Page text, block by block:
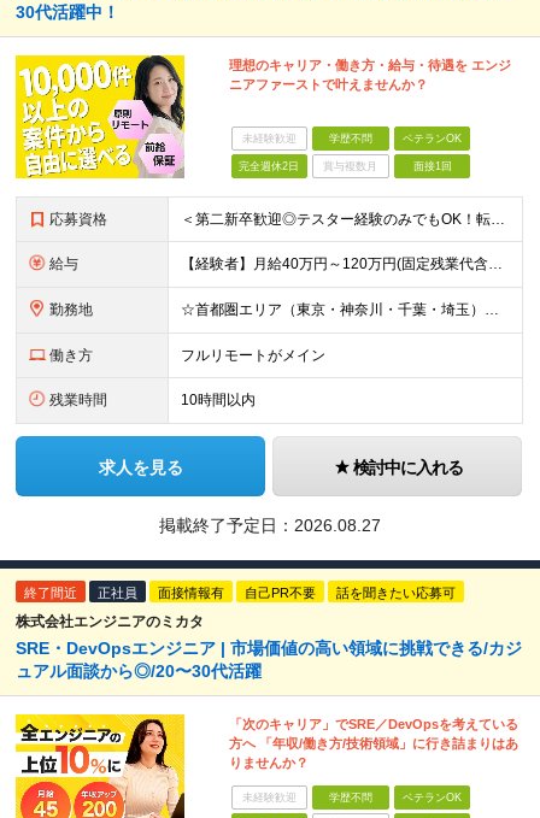
30代活躍中！
理想のキャリア・働き方・給与・待遇を エンジ
ニアファーストで叶えませんか？
未経験歓迎 学歴不問 ベテランOK
完全週休2日 賞与複数月 面接1回
応募資格 ＜第二新卒歓迎◎テスター経験のみでもOK！転職回数不問＞ ■学歴不問 ■ブランクOK ■エンジニアとしての実務経験が1年以上ある方 └開発、インフラ、工程、言語は一切不問！ ※未経験も若干名募集して
給与 【経験者】月給40万円～120万円(固定残業代含む)+各種手当 ★前職給与の総収入額を100％保証｜還元率84％〜100％ ★20代の平均年収570万円 ※月給には、みなし残業手当(月30時間／5万
勤務地 ☆首都圏エリア（東京・神奈川・千葉・埼玉）・名古屋・大阪・福岡を中心とした全国各地のプロジェクト先に参画いただきます。 ※希望をヒアリングした上で決定します ☆全国各地からフルリモートOK 【本社】
働き方 フルリモートがメイン
残業時間 10時間以内
求人を見る 検討中に入れる
掲載終了予定日： 2026.08.27
終了間近 正社員 面接情報有 自己PR不要 話を聞きたい応募可
株式会社エンジニアのミカタ
SRE・DevOpsエンジニア | 市場価値の高い領域に挑戦できる/カジ
ュアル面談から◎/20〜30代活躍
「次のキャリア」でSRE／DevOpsを考えている
方へ 「年収/働き方/技術領域」に行き詰まりはあ
りませんか？
未経験歓迎 学歴不問 ベテランOK